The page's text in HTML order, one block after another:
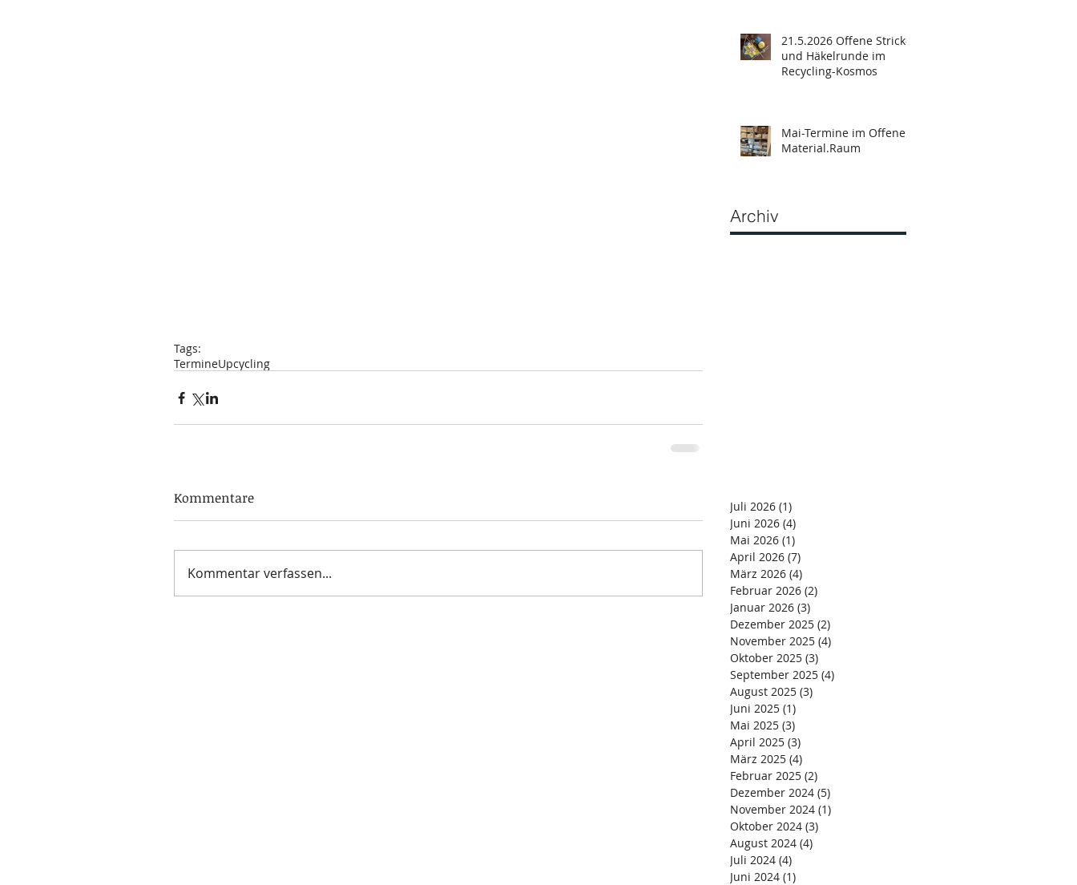
Tags:
TermineUpcycling
Kommentare
Kommentar verfassen...
21.5.2026 Offene Strick-
und Häkelrunde im
Recycling-Kosmos
Mai-Termine im Offenen
Material.Raum
Archiv
Juli 2026 (1)
Juni 2026 (4)
Mai 2026 (1)
April 2026 (7)
März 2026 (4)
Februar 2026 (2)
Januar 2026 (3)
Dezember 2025 (2)
November 2025 (4)
Oktober 2025 (3)
September 2025 (4)
August 2025 (3)
Juni 2025 (1)
Mai 2025 (3)
April 2025 (3)
März 2025 (4)
Februar 2025 (2)
Dezember 2024 (5)
November 2024 (1)
Oktober 2024 (3)
August 2024 (4)
Juli 2024 (4)
Juni 2024 (1)